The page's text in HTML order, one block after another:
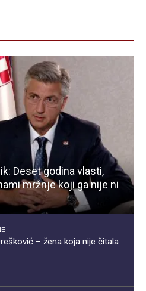
Deset godina vlasti,
mržnje koji ga nije ni
– žena koja nije čitala